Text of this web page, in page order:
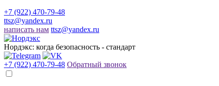
+7 (922) 470-79-48
ttsz@yandex.ru
написать нам ttsz@yandex.ru
Нордэкс: когда безопасность - стандарт
+7 (922) 470-79-48 Обратный звонок